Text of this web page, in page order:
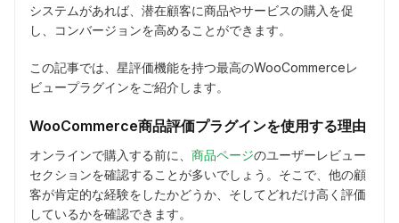
システムがあれば、潜在顧客に商品やサービスの購入を促
し、コンバージョンを高めることができます。
この記事では、星評価機能を持つ最高のWooCommerceレ
ビュープラグインをご紹介します。
WooCommerce商品評価プラグインを使用する理由
オンラインで購入する前に、 商品ページのユーザーレビュー
セクションを確認することが多いでしょう。そこで、他の顧
客が肯定的な経験をしたかどうか、そしてどれだけ高く評価
しているかを確認できます。